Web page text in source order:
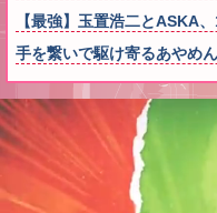
【最強】玉置浩二とASKA
手を繋いで駆け寄るあやめ